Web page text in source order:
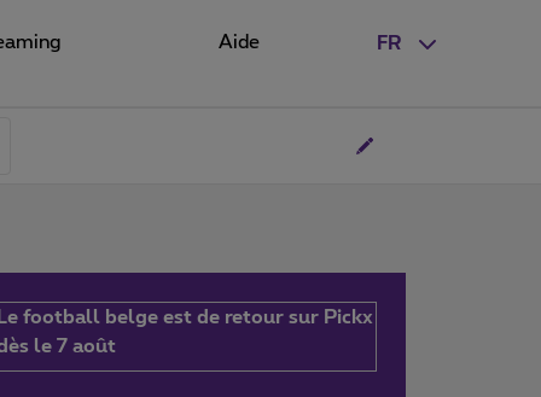
FR
Aide
football belge est de retour sur Pickx
le 7 août